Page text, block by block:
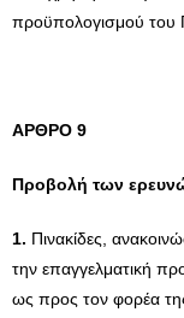
προϋπολογισμoύ του
AΡΘΡΟ 9
Προβολή των
1. Πινακίδες,
την επαγγελματική
ως προς τον φορέα